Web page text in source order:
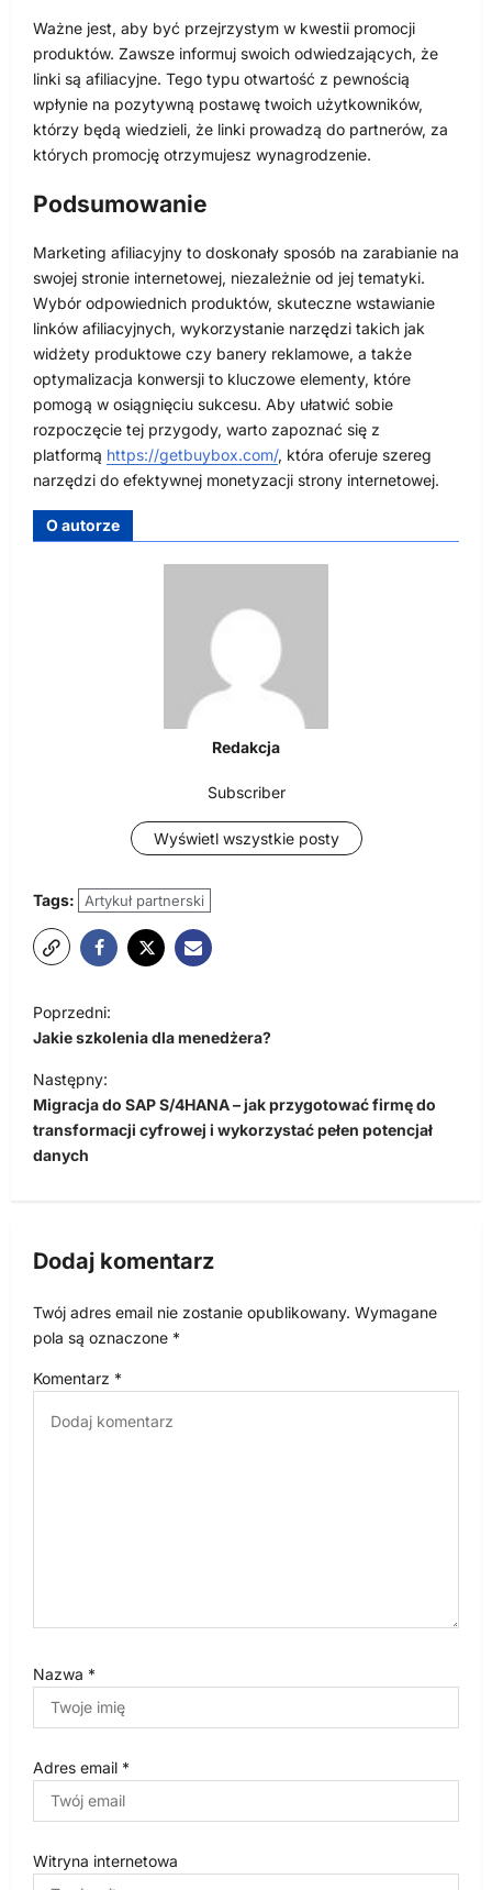
Ważne jest, aby być przejrzystym w kwestii promocji
produktów. Zawsze informuj swoich odwiedzających, że
linki są afiliacyjne. Tego typu otwartość z pewnością
wpłynie na pozytywną postawę twoich użytkowników,
którzy będą wiedzieli, że linki prowadzą do partnerów, za
których promocję otrzymujesz wynagrodzenie.
Podsumowanie
Marketing afiliacyjny to doskonały sposób na zarabianie na
swojej stronie internetowej, niezależnie od jej tematyki.
Wybór odpowiednich produktów, skuteczne wstawianie
linków afiliacyjnych, wykorzystanie narzędzi takich jak
widżety produktowe czy banery reklamowe, a także
optymalizacja konwersji to kluczowe elementy, które
pomogą w osiągnięciu sukcesu. Aby ułatwić sobie
rozpoczęcie tej przygody, warto zapoznać się z
platformą https://getbuybox.com/, która oferuje szereg
narzędzi do efektywnej monetyzacji strony internetowej.
O autorze
Redakcja
Subscriber
Wyświetl wszystkie posty
Tags: Artykuł partnerski
a
w
i
g
a
a
w
p
i
Poprzedni:
Jakie szkolenia dla menedżera?
Następny:
Migracja do SAP S/4HANA – jak przygotować firmę do
transformacji cyfrowej i wykorzystać pełen potencjał
danych
Dodaj komentarz
Twój adres email nie zostanie opublikowany. Wymagane
pola są oznaczone *
Komentarz *
Nazwa *
Adres email *
Witryna internetowa